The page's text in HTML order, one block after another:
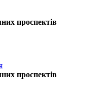
проспектів
проспектів